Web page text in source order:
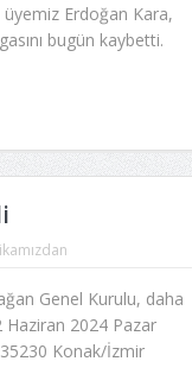
üyemiz Erdoğan Kara,
bugün kaybetti.
Genel Kurulu, daha
2024 Pazar
Konak/İzmir